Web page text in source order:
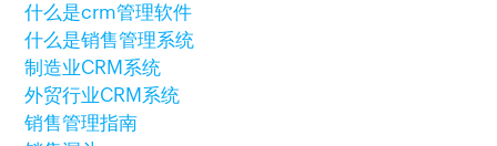
什么是crm管理软件
什么是销售管理系统
制造业CRM系统
外贸行业CRM系统
销售管理指南